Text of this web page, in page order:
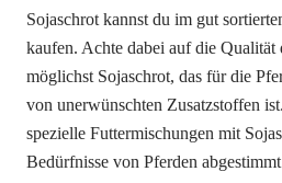
Sojaschrot kannst du im gut
kaufen. Achte dabei auf die Qualität
möglichst Sojaschrot, das für die
von unerwünschten Zusatzstoffen
spezielle Futtermischungen mit
Bedürfnisse von Pferden